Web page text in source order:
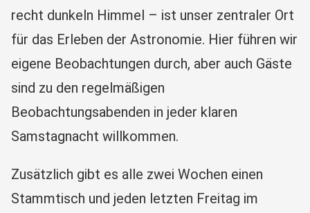
recht dunkeln Himmel – ist unser zentraler Ort
für das Erleben der Astronomie. Hier führen wir
eigene Beobachtungen durch, aber auch Gäste
sind zu den regelmäßigen
Beobachtungsabenden in jeder klaren
Samstagnacht willkommen.
Zusätzlich gibt es alle zwei Wochen einen
Stammtisch und jeden letzten Freitag im